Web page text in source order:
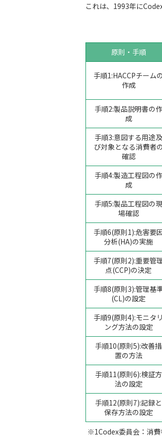
これは、1993年に
原則・手順
手順1:HACCPチーム
作成
手順2:製品説明書の作
成
手順3:意図する用途及
び対象となる消費者
確認
手順4:製造工程図の作
成
手順5:製品工程図の現
場確認
手順6(原則1):危害要
分析(HA)の実施
手順7(原則2):重要管
点(CCP)の決定
手順8(原則3):管理基
(CL)の設定
手順9(原則4):モニタリ
ング方法の設定
手順10(原則5):改善措
置の方法
手順11(原則6):検証方
法の設定
手順12(原則7):記録と
保存方法の設定
※1Codex委員会：消費